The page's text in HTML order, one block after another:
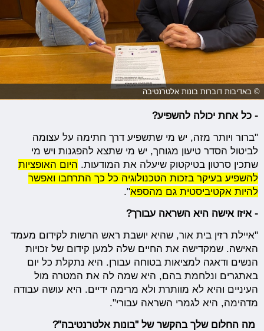
© באדיבות דוברות בונות אלטרנטיבה
- כל אחת יכולה להשפיע?
"ברור ויותר מזה, יש מי שתשפיע דרך חתימה על עצומה
לביטול הסדר טיעון מגוחך, יש מי שתצא להפגנות ויש מי
שתכין סרטון בטיקטוק שיעלה את המודעות. היום האופציות
להשפיע בעיקר בזכות הטכנולוגיה כל כך התרחבו ואפשר
להיות אקטיביסטית גם מהספא".
- איזו אישה היא השראה עבורך?
"איילת רזין בית אור, שהיא יושבת ראש הרשות לקידום מעמד
האישה. שמקדישה את החיים שלה למען קידום של זכויות
הנשים ודאגה למציאות בטוחה עבורן. היא נתקלת כל יום
באתגרים ונלחמת בהם, היא שמה לה את המטרה מול
העיניים והיא לא מוותרת ולא מרימה ידיים. היא עושה עבודה
מדהימה, היא לגמרי השראה עבורי".
מה החלום שלך בהקשר של "בונות אלטרנטיבה"?